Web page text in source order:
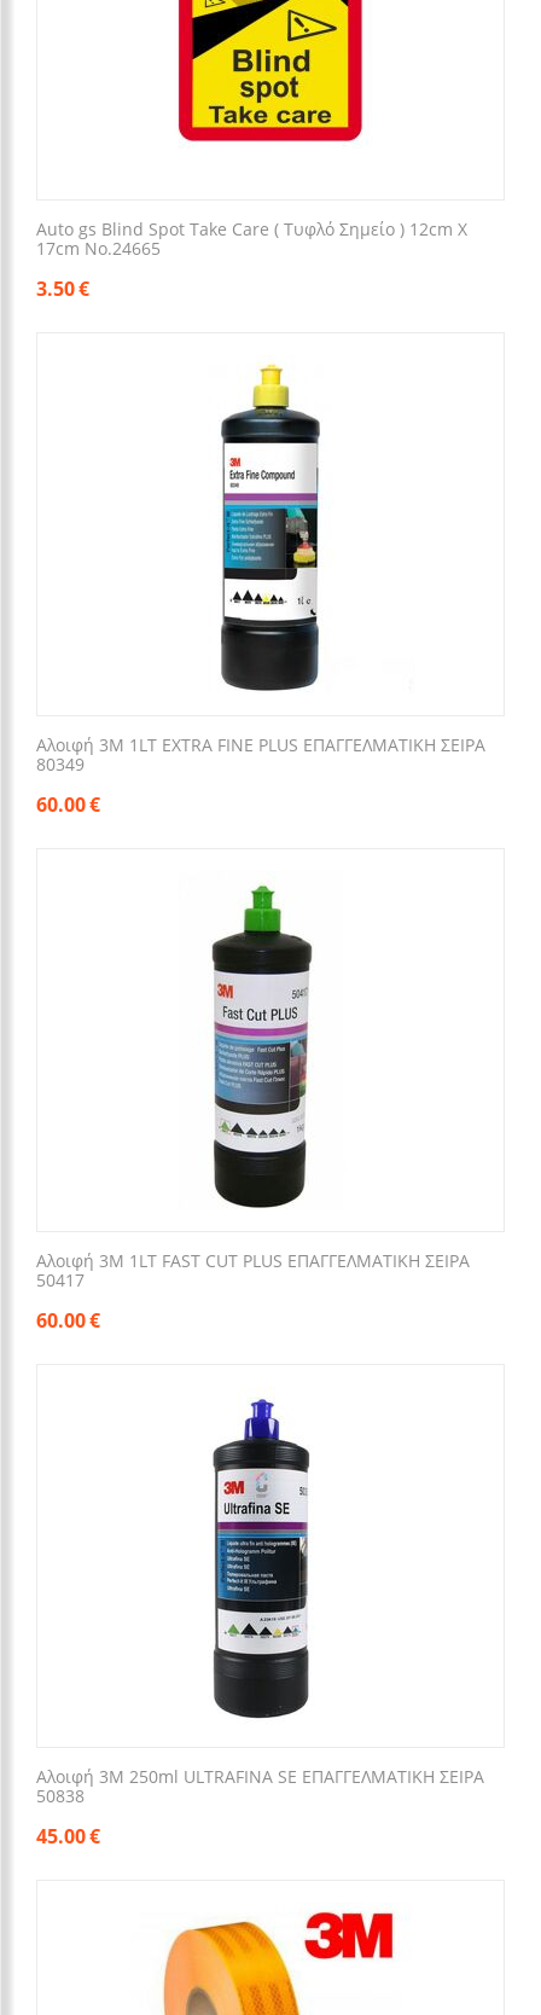
Auto gs Blind Spot Take Care ( Τυφλό Σημείο ) 12cm X
17cm No.24665
3.50€
Αλοιφή 3M 1LT EXTRA FINE PLUS ΕΠΑΓΓΕΛΜΑΤΙΚΗ ΣΕΙΡΑ
80349
60.00€
Αλοιφή 3M 1LT FAST CUT PLUS ΕΠΑΓΓΕΛΜΑΤΙΚΗ ΣΕΙΡΑ
50417
60.00€
Αλοιφή 3M 250ml ULTRAFINA SE ΕΠΑΓΓΕΛΜΑΤΙΚΗ ΣΕΙΡΑ
50838
45.00€